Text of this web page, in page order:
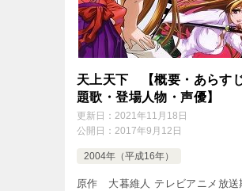
天上天下 【概要・あらす
題歌・登場人物・声優】
更新日： 2021年11月18日
公開日： 2017年9月12日
2004年（平成16年）
原作 大暮維人 テレビアニメ放